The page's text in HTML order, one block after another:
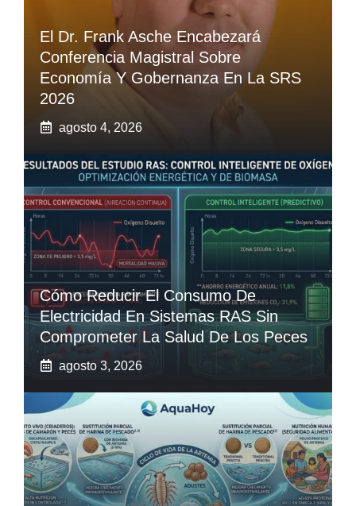
El Dr. Frank Asche Encabezará
Conferencia Magistral Sobre
Economía Y Gobernanza En La SRS
2026
agosto 4, 2026
Cómo Reducir El Consumo De
Electricidad En Sistemas RAS Sin
Comprometer La Salud De Los Peces
agosto 3, 2026